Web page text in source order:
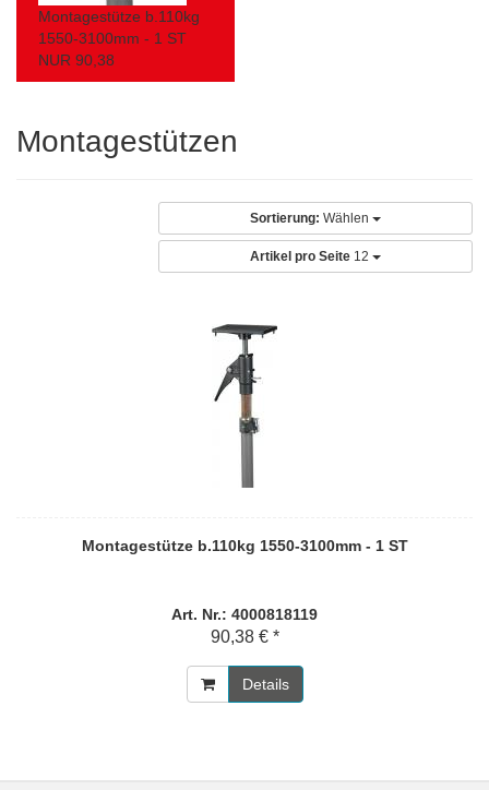
Montagestütze b.110kg
1550-3100mm - 1 ST
NUR 90,38
Montagestützen
Sortierung: Wählen
Artikel pro Seite 12
Montagestütze b.110kg 1550-3100mm - 1 ST
Art. Nr.: 4000818119
90,38 € *
Details